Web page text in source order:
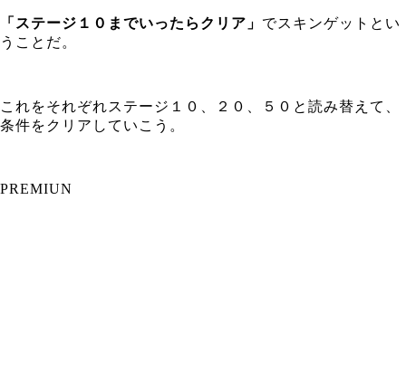
「ステージ１０までいったらクリア」 でスキンゲットとい
うことだ。
これをそれぞれステージ１０、２０、５０と読み替えて、
条件をクリアしていこう。
PREMIUN